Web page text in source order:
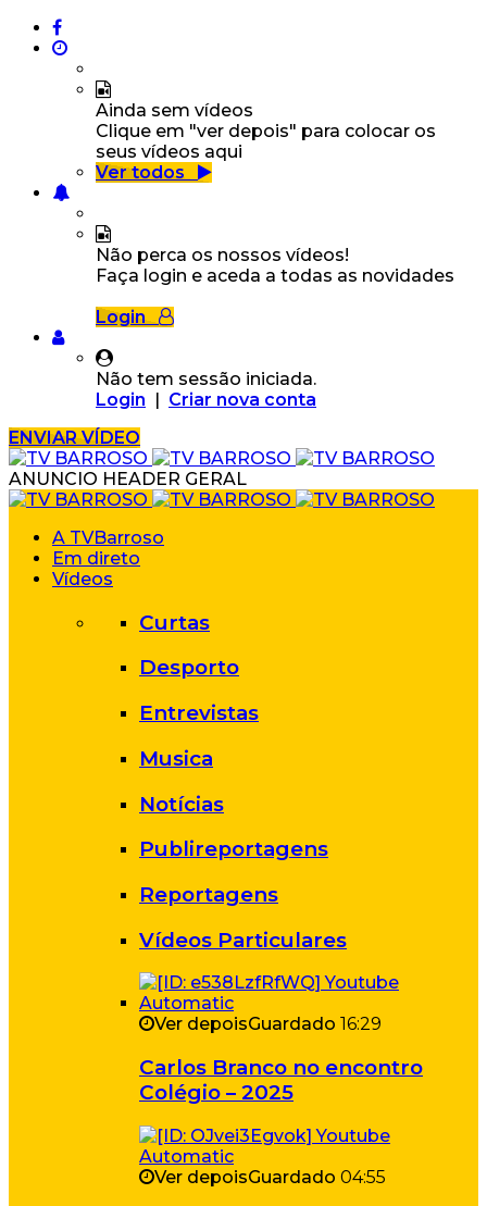
Ainda sem vídeos
Clique em "ver depois" para colocar os
seus vídeos aqui
Ver todos
Não perca os nossos vídeos!
Faça login e aceda a todas as novidades
Login
Não tem sessão iniciada.
Login | Criar nova conta
ENVIAR VÍDEO
ANUNCIO HEADER GERAL
A TVBarroso
Em direto
Vídeos
Curtas
Desporto
Entrevistas
Musica
Notícias
Publireportagens
Reportagens
Vídeos Particulares
Ver depoisGuardado 16:29
Carlos Branco no encontro
Colégio – 2025
Ver depoisGuardado 04:55